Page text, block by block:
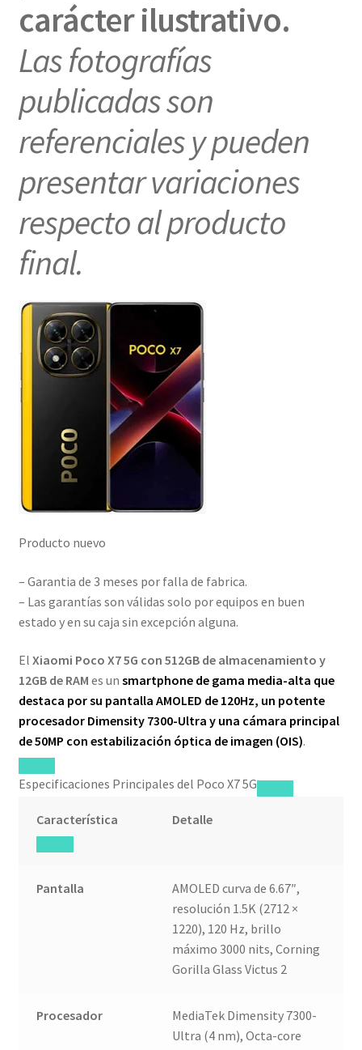
carácter ilustrativo.
Las fotografías
publicadas son
referenciales y pueden
presentar variaciones
respecto al producto
final.
Producto nuevo
– Garantia de 3 meses por falla de fabrica.
– Las garantías son válidas solo por equipos en buen
estado y en su caja sin excepción alguna.
El Xiaomi Poco X7 5G con 512GB de almacenamiento y
12GB de RAM es un smartphone de gama media-alta que
destaca por su pantalla AMOLED de 120Hz, un potente
procesador Dimensity 7300-Ultra y una cámara principal
de 50MP con estabilización óptica de imagen (OIS).
Especificaciones Principales del Poco X7 5G
Característica Detalle
Pantalla
AMOLED curva de 6.67″,
resolución 1.5K (2712 ×
1220), 120 Hz, brillo
máximo 3000 nits, Corning
Gorilla Glass Victus 2
Procesador
MediaTek Dimensity 7300-
Ultra (4 nm), Octa-core